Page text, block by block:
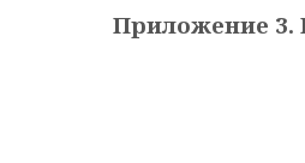
Приложение 3.